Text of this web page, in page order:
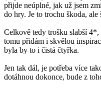
přijde neúplné, jak už jsem
do hry. Je to trochu škoda,
Celkově tedy trošku slabší
tomu přidám i skvělou
byla by to i čistá čtyřka.
Jen tak dál, je potřeba více
dotáhnou dokonce, bude z